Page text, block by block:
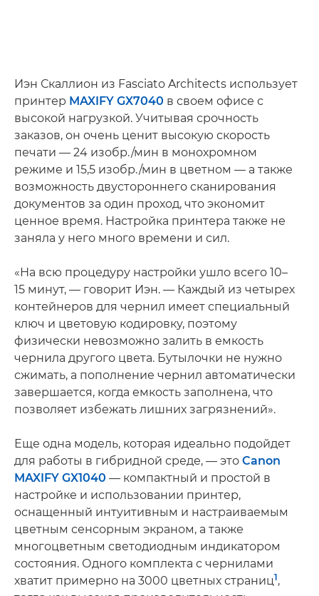
Иэн Скаллион из Fasciato Architects использует
принтер MAXIFY GX7040 в своем офисе с
высокой нагрузкой. Учитывая срочность
заказов, он очень ценит высокую скорость
печати — 24 изобр./мин в монохромном
режиме и 15,5 изобр./мин в цветном — а также
возможность двустороннего сканирования
документов за один проход, что экономит
ценное время. Настройка принтера также не
заняла у него много времени и сил.
«На всю процедуру настройки ушло всего 10–
15 минут, — говорит Иэн. — Каждый из четырех
контейнеров для чернил имеет специальный
ключ и цветовую кодировку, поэтому
физически невозможно залить в емкость
чернила другого цвета. Бутылочки не нужно
сжимать, а пополнение чернил автоматически
завершается, когда емкость заполнена, что
позволяет избежать лишних загрязнений».
Еще одна модель, которая идеально подойдет
для работы в гибридной среде, — это Canon
MAXIFY GX1040 — компактный и простой в
настройке и использовании принтер,
оснащенный интуитивным и настраиваемым
цветным сенсорным экраном, а также
многоцветным светодиодным индикатором
состояния. Одного комплекта с чернилами
хватит примерно на 3000 цветных страниц1,